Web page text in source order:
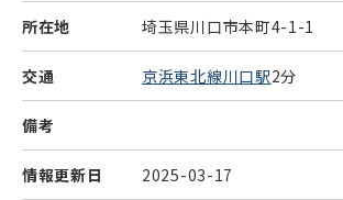
所在地 埼玉県川口市本町4-1-1
交通 京浜東北線川口駅2分
備考
情報更新日 2025-03-17